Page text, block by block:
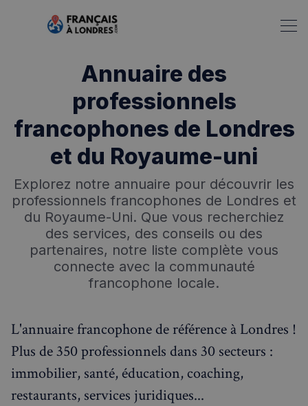
Annuaire des
professionnels
francophones de Londres
et du Royaume-uni
Explorez notre annuaire pour découvrir les
professionnels francophones de Londres et
du Royaume-Uni. Que vous recherchiez
des services, des conseils ou des
partenaires, notre liste complète vous
connecte avec la communauté
francophone locale.
L'annuaire francophone de référence à Londres !
Plus de 350 professionnels dans 30 secteurs :
immobilier, santé, éducation, coaching,
restaurants, services juridiques...